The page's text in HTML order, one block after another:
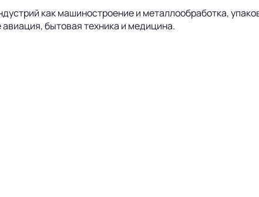
как машиностроение и металлообработка,
бытовая техника и медицина.